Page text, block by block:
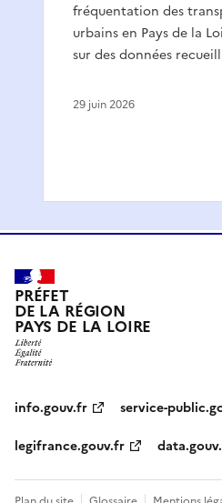
fréquentation des
urbains en Pays de la
sur des données
29 juin 2026
PRÉFET
DE LA RÉGION
PAYS DE LA LOIRE
info.gouv.fr
service-
legifrance.gouv.fr